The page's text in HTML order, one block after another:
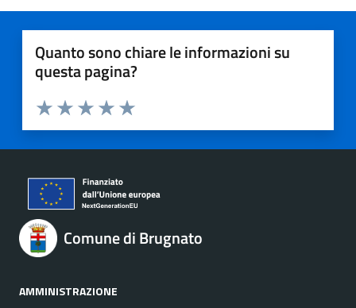
Quanto sono chiare le informazioni su
questa pagina?
Valuta 5 stelle su 5
Valuta 4 stelle su 5
Valuta 3 stelle su 5
Valuta 2 stelle su 5
Valuta 1 stelle su 5
Comune di Brugnato
AMMINISTRAZIONE